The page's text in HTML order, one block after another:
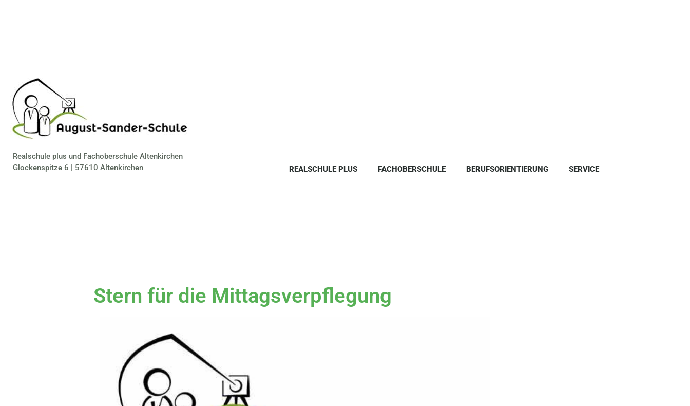
Realschule plus und Fachoberschule Altenkirchen
Glockenspitze 6 | 57610 Altenkirchen
REALSCHULE PLUS FACHOBERSCHULE BERUFSORIENTIERUNG SERVICE
Stern für die Mittagsverpflegung